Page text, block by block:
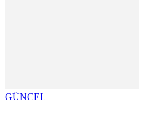
GÜNCEL